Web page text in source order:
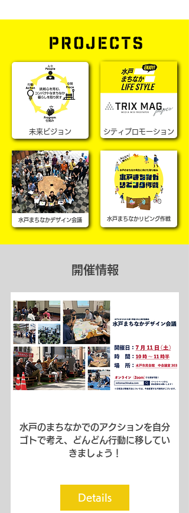
​未来ビジョン ​シティプロモーション
​水戸まちなかデザイン会議 ​水戸まちなかリビング作戦
開催情報
水戸のまちなかでのアクションを自分
ゴトで考え、どんどん行動に移してい
きましょう！
Details